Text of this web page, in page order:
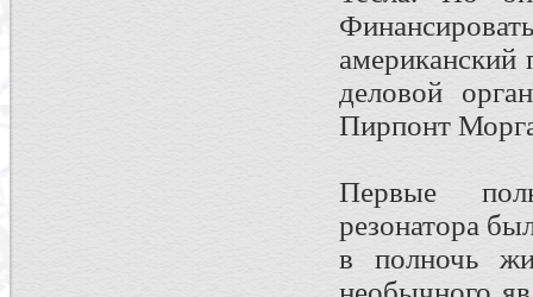
американский
деловой
Пирпонт
Первые
резонатора
в полночь